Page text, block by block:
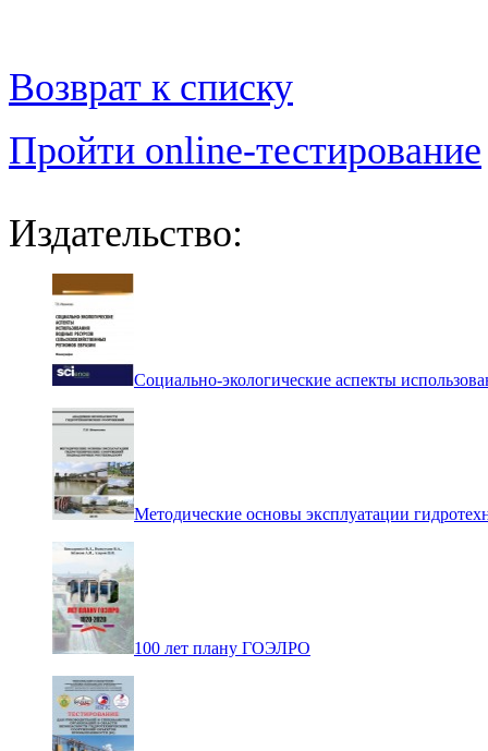
Возврат к списку
Пройти online-тестирование
Издательство:
Социально-экологические аспекты
Методические основы эксплуатации
100 лет плану ГОЭЛРО